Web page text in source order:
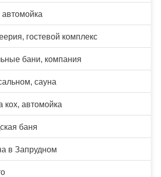
гостевой комплекс
бани, компания
сауна
кох, автомойка
баня
в Запрудном